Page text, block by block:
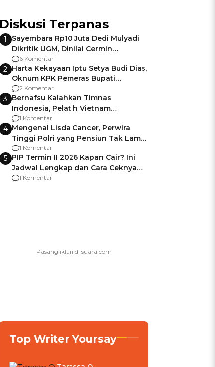
Diskusi Terpanas
1
Sayembara Rp10 Juta Dedi Mulyadi
Dikritik UGM, Dinilai Cermin
Gagalnya Negara Jamin Keamanan
6 Komentar
2 Harta Kekayaan Iptu Setya Budi Dias,
Oknum KPK Pemeras Bupati
Pemalang
2 Komentar
3 Bernafsu Kalahkan Timnas
Indonesia, Pelatih Vietnam
Berencana Pakai Jimat di Pakansari
1 Komentar
4 Mengenal Lisda Cancer, Perwira
Tinggi Polri yang Pensiun Tak Lama
Usai Jadi Brigjen
1 Komentar
5 PIP Termin II 2026 Kapan Cair? Ini
Jadwal Lengkap dan Cara Ceknya
agar Dana Tidak Hangus!
1 Komentar
Top Writer Yoursay